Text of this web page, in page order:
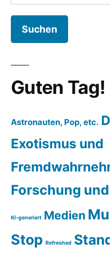
nach:
Guten Tag!
Astronauten, Pop, etc.
Exotismus und
Forschung
KI-generiert Medien
Stop Refreshed